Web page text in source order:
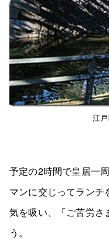
江
予定の2時間で皇居一
マンに交じってランチ
気を吸い、「ご苦労さ
う。